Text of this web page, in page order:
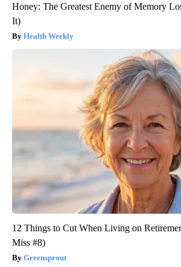
Honey: The Greatest Enemy of Memory
It)
Health Weekly
12 Things to Cut When Living on
Miss #8)
Greensprout